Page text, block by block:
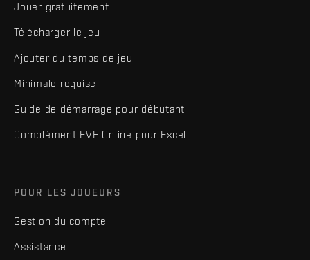
Jouer gratuitement
Télécharger le jeu
Ajouter du temps de jeu
Minimale requise
Guide de démarrage pour débutant
Complément EVE Online pour Excel
POUR LES JOUEURS
Gestion du compte
Assistance